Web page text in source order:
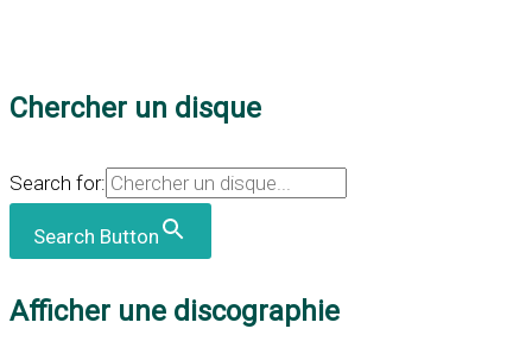
Chercher un disque
Search for:
Search Button
Afficher une discographie